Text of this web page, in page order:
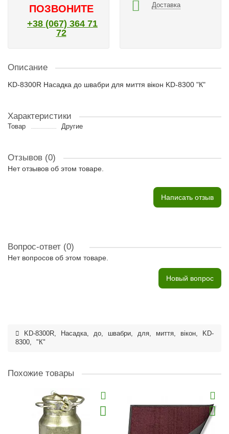
ПОЗВОНИТЕ
+38 (067) 364 71
72
Доставка
Описание
KD-8300R Насадка до швабри для миття вікон KD-8300 "К"
Характеристики
Товар Другие
Отзывов (0)
Нет отзывов об этом товаре.
Написать отзыв
Вопрос-ответ (0)
Нет вопросов об этом товаре.
Новый вопрос
KD-8300R, Насадка, до, швабри, для, миття, вікон,
KD-
8300, "К"
Похожие товары